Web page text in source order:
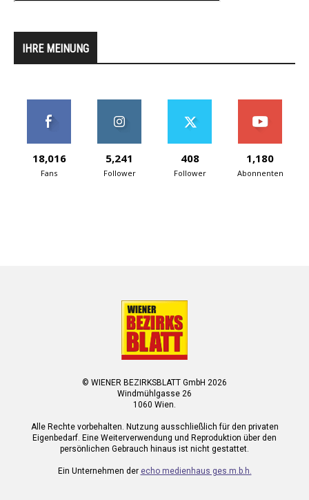
IHRE MEINUNG
18,016
Fans
5,241
Follower
408
Follower
1,180
Abonnenten
© WIENER BEZIRKSBLATT GmbH 2026
Windmühlgasse 26
1060 Wien.
Alle Rechte vorbehalten. Nutzung ausschließlich für den privaten
Eigenbedarf. Eine Weiterverwendung und Reproduktion über den
persönlichen Gebrauch hinaus ist nicht gestattet.
Ein Unternehmen der echo medienhaus ges.m.b.h.